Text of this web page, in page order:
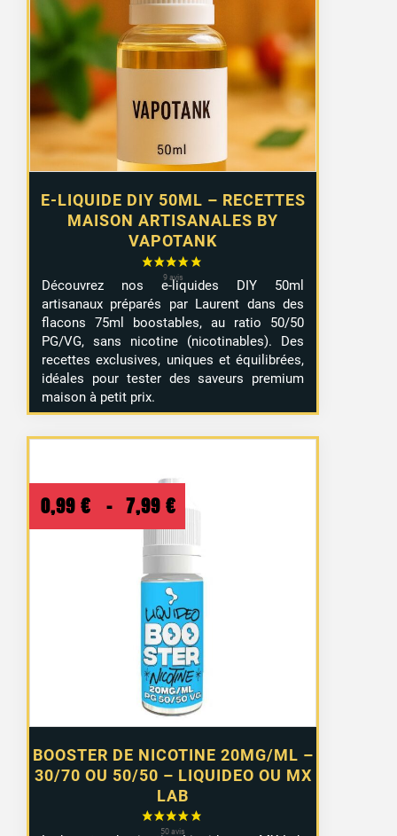
11 avis
E-LIQUIDE DIY 50ML – RECETTES
MAISON ARTISANALES BY
VAPOTANK
initial
était :
12,90 €.
actuel
est :
8,99 €.
Découvrez nos e-liquides DIY 50ml
artisanaux préparés par Laurent dans des
flacons 75ml boostables, au ratio 50/50
PG/VG, sans nicotine (nicotinables). Des
recettes exclusives, uniques et équilibrées,
idéales pour tester des saveurs premium
maison à petit prix.
BOOSTER DE NICOTINE 20MG/ML –
30/70 OU 50/50 – LIQUIDEO OU MX
LAB
0,99 € – 7,99 € Plage
de
prix :
0,99 €
à
7,99 €